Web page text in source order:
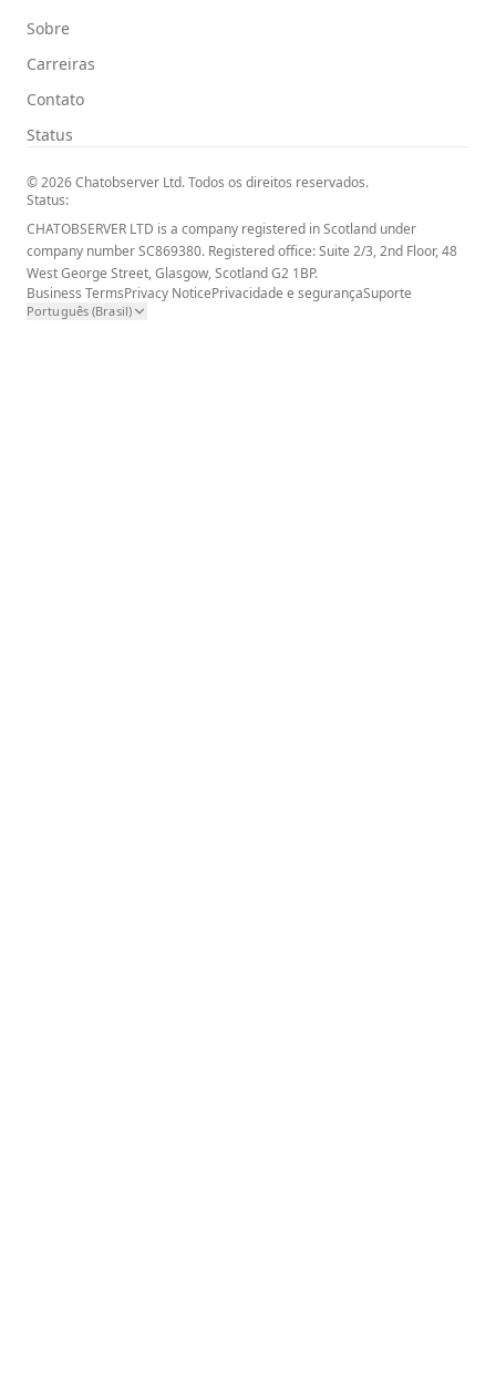
Sobre
Carreiras
Contato
Status
© 2026 Chatobserver Ltd. Todos os direitos reservados.
Status:
CHATOBSERVER LTD is a company registered in Scotland under
company number SC869380. Registered office: Suite 2/3, 2nd Floor, 48
West George Street, Glasgow, Scotland G2 1BP.
Business TermsPrivacy NoticePrivacidade e segurançaSuporte
Português (Brasil)